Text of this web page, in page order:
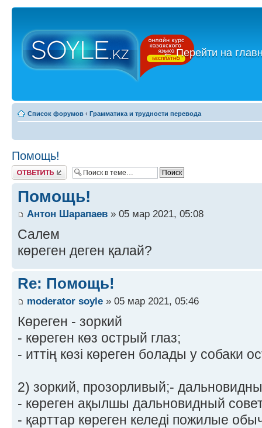
←Перейти на
Список форумов ‹ Грамматика и трудности перевода
Помощь!
Ответить
Помощь!
Антон Шарапаев » 05 мар 2021, 05:08
Салем
көреген деген қалай?
Re: Помощь!
moderator soyle » 05 мар 2021, 05:46
Көреген - зоркий
- көреген көз острый глаз;
- иттің көзі көреген болады у собаки
2) зоркий, прозорливый;-
- көреген ақылшы дальновидный
- қарттар көреген келеді пожилые